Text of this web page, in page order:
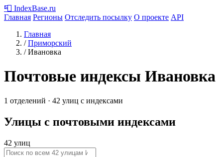
📮 IndexBase.ru
Главная Регионы Отследить посылку О проекте API
Главная
/ Приморский
/ Ивановка
Почтовые индексы Ивановка
1 отделений · 42 улиц с индексами
Улицы с почтовыми индексами
42 улиц